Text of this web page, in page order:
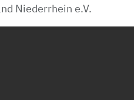
Niederrhein e.V.